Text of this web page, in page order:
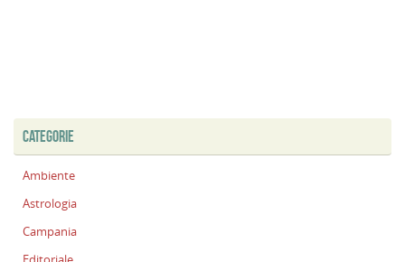
CATEGORIE
Ambiente
Astrologia
Campania